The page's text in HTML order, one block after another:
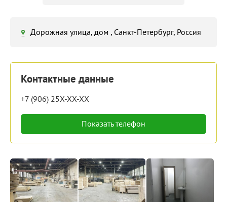
Дорожная улица, дом , Санкт-Петербург, Россия
Контактные данные
+7 (906) 25X-XX-XX
Показать телефон